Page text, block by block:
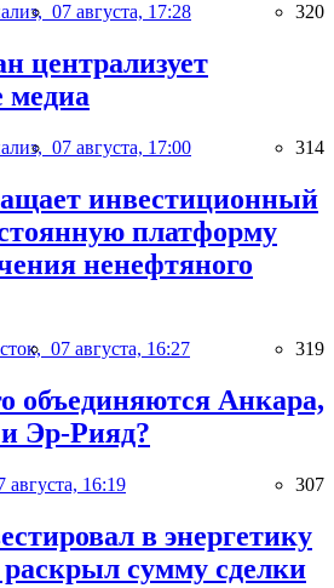
07 августа, 17:28 320
централизует
медиа
07 августа, 17:00 314
инвестиционный
платформу
ненефтяного
07 августа, 16:27 319
объединяются Анкара,
Эр-Рияд?
августа, 16:19 307
в энергетику
сумму сделки